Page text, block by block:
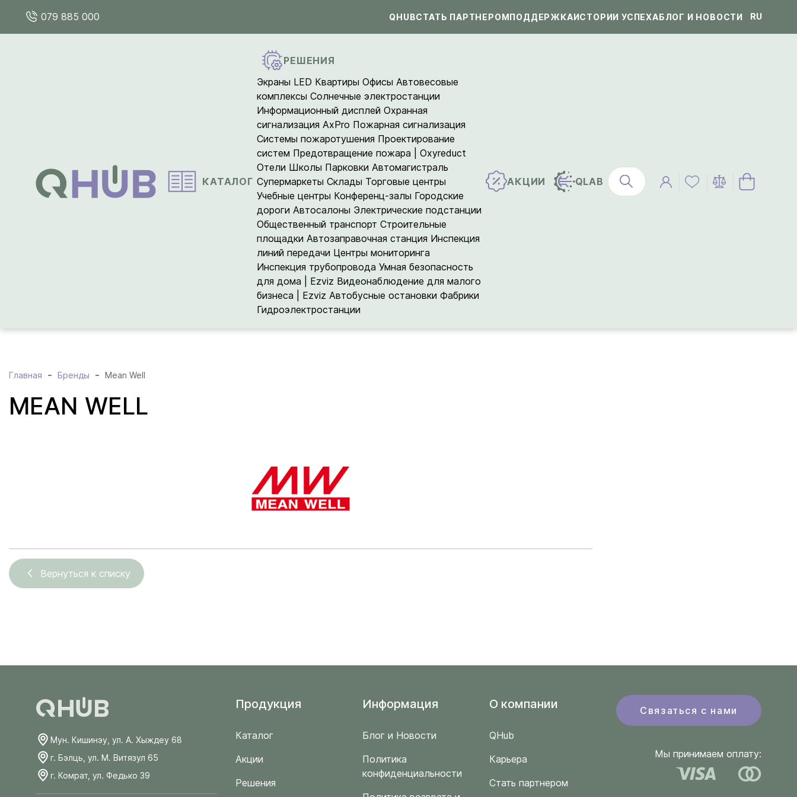
079 885 000 QHUBСТАТЬ ПАРТНЕРОМПОДДЕРЖКАИСТОРИИ УСПЕХАБЛОГ И НОВОСТИ RU
КАТАЛОГ
РЕШЕНИЯ
Экраны LED Квартиры Офисы Автовесовые
комплексыСолнечные электростанции
Информационный дисплей Охранная
сигнализация AxPro Пожарная сигнализация
Системы пожаротушения Проектирование
систем Предотвращение пожара | Oxyreduct
Отели Школы Парковки Автомагистраль
Супермаркеты Склады Торговые центры
Учебные центры Конференц-залы Городские
дороги Автосалоны Электрические подстанции
Общественный транспорт Строительные
площадки Автозаправочная станция Инспекция
линий передачи Центры мониторинга
Инспекция трубопровода Умная безопасность
для дома | Ezviz Видеонаблюдение для малого
бизнеса | Ezviz Автобусные остановки Фабрики
Гидроэлектростанции
АКЦИИ QLAB
Главная Бренды Mean Well
MEAN WELL
Вернуться к списку
Мун. Кишинэу, ул. А. Хыждеу 68
г. Бэлць, ул. М. Витязул 65
г. Комрат, ул. Федько 39
Продукция
Каталог
Акции
Решения
Информация
Блог и Новости
Политика
конфиденциальности
O компании
QHub
Карьера
Стать партнером
Связаться с нами
Мы принимаем оплату: